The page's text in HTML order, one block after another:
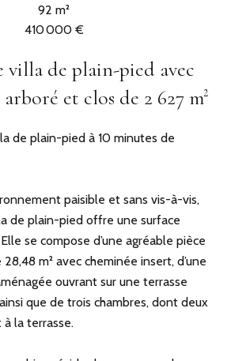
92 m²
410 000 €
villa de plain-pied avec
et clos de 2 627 m²
de plain-pied à 10 minutes de
paisible et sans vis-à-vis,
de plain-pied offre une surface
se compose d’une agréable pièce
m² avec cheminée insert, d’une
ouvrant sur une terrasse
que de trois chambres, dont deux
à la terrasse.